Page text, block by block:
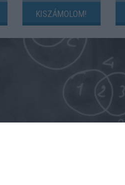
KISZÁMOLOM!